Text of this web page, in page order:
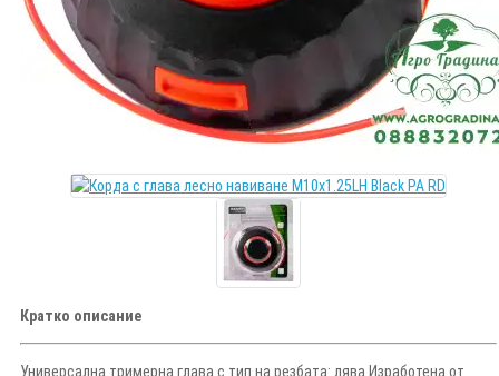
Кратко описание
Универсална тримерна глава с тип на резбата: лява Изработена от